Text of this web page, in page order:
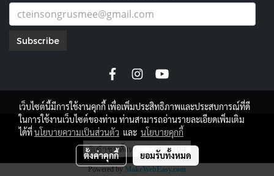
Subscribe
copyright by
ผู้เข้าชมทั้งหมด7,690,304
Powered byMakeWebEasy.com
เว็บไซต์นี้มีการใช้งานคุกกี้ เพื่อเพิ่มประสิทธิภาพและประสบการณ์ที่ดี
ในการใช้งานเว็บไซต์ของท่าน ท่านสามารถอ่านรายละเอียดเพิ่มเติม
ได้ที่นโยบายความเป็นส่วนตัว และ นโยบายคุกกี้
ตั้งค่าคุกกี้ ยอมรับทั้งหมด